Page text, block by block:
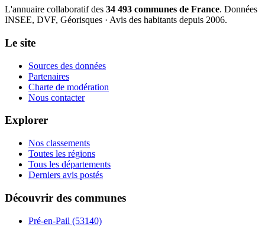
L'annuaire collaboratif des 34 493 communes de France. Données
INSEE, DVF, Géorisques · Avis des habitants depuis 2006.
Le site
Sources des données
Partenaires
Charte de modération
Nous contacter
Explorer
Nos classements
Toutes les régions
Tous les départements
Derniers avis postés
Découvrir des communes
Pré-en-Pail (53140)